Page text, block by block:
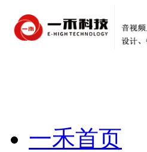
一禾首页